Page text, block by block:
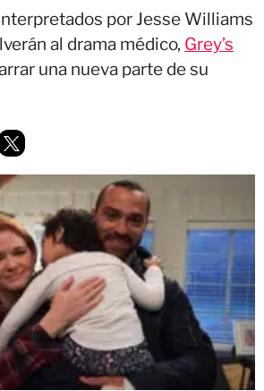
por Jesse Williams
al drama médico, Grey’s
una nueva parte de su